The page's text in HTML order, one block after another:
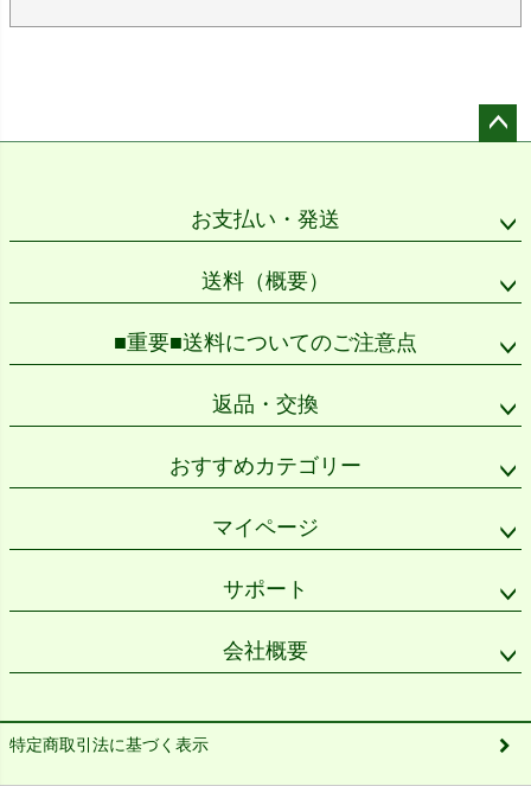
お支払い・発送
送料（概要）
■重要■送料についてのご注意点
返品・交換
おすすめカテゴリー
マイページ
サポート
会社概要
特定商取引法に基づく表示